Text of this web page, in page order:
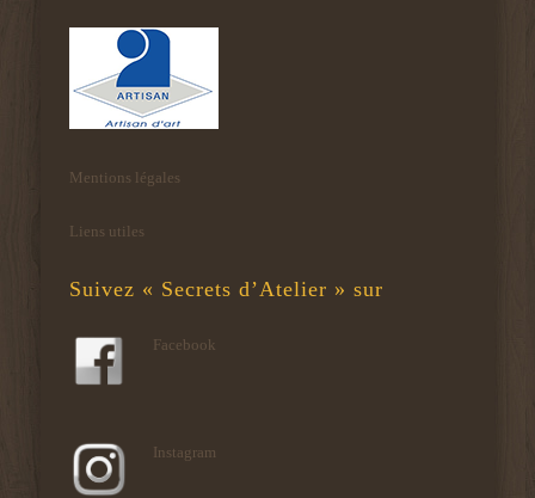
Mentions légales
Liens utiles
Suivez « Secrets d’Atelier » sur
Facebook
Instagram